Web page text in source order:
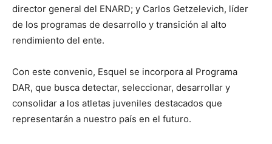
director general del ENARD; y Carlos Getzelevich, líder
de los programas de desarrollo y transición al alto
rendimiento del ente.
Con este convenio, Esquel se incorpora al Programa
DAR, que busca detectar, seleccionar, desarrollar y
consolidar a los atletas juveniles destacados que
representarán a nuestro país en el futuro.